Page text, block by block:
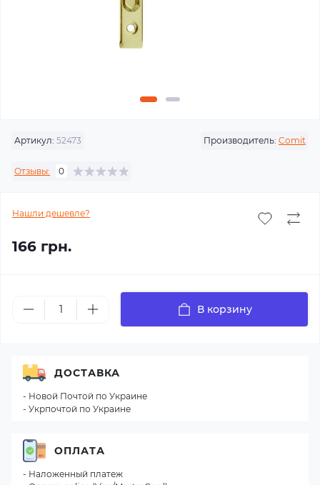
Артикул: 52473 Производитель: Comit
Отзывы: 0
Нашли дешевле?
166 грн.
В корзину
ДОСТАВКА
- Новой Почтой по Украине
- Укрпочтой по Украине
ОПЛАТА
- Наложенный платеж